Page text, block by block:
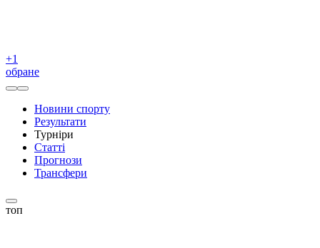
+1
обране
Новини спорту
Результати
Турніри
Статті
Прогнози
Трансфери
топ